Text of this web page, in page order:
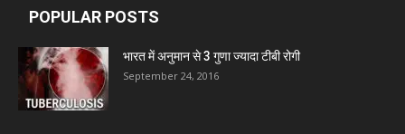
POPULAR POSTS
भारत में अनुमान से 3 गुणा ज्यादा टीबी रोगी
September 24, 2016